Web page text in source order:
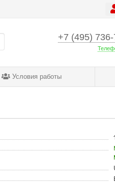
+7 (495)
Условия работы